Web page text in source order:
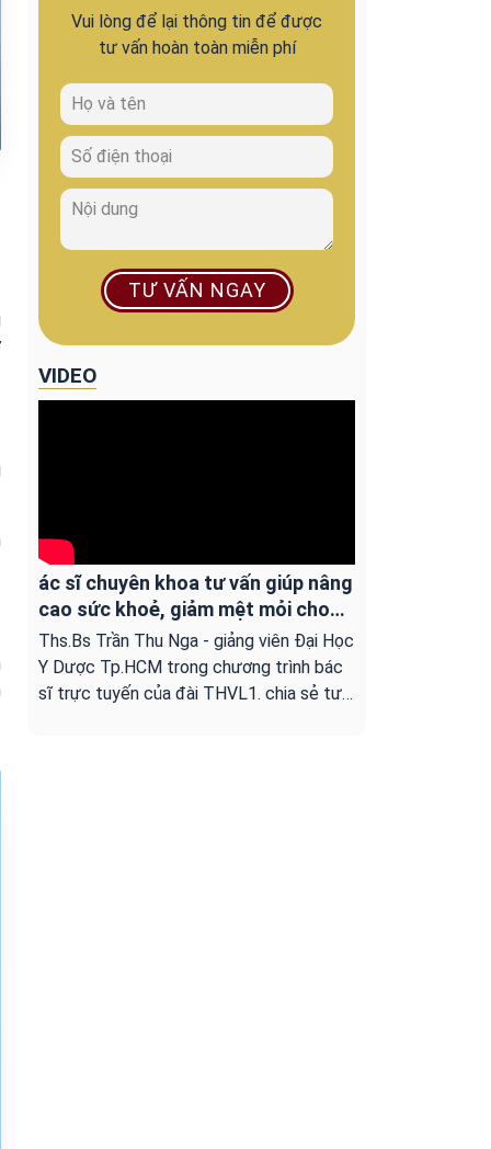
Vui lòng để lại thông tin để được
tư vấn hoàn toàn miễn phí
TƯ VẤN NGAY
VIDEO
ác sĩ chuyên khoa tư vấn giúp nâng
cao sức khoẻ, giảm mệt mỏi cho
người ung bướu
Ths.Bs Trần Thu Nga - giảng viên Đại Học
Y Dược Tp.HCM trong chương trình bác
sĩ trực tuyến của đài THVL1. chia sẻ tư